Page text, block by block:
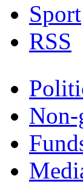
Sport
RSS
Non-